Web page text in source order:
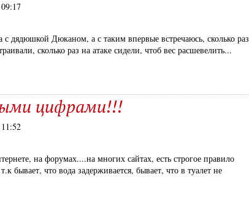
с дядюшкой Дюканом, а с таким впервые встречаюсь, сколько раз
сколько раз на атаке сидели, чтоб вес расшевелить...
цифрами!!!
на форумах....на многих сайтах, есть строгое правило
бывает, что вода задерживается, бывает, что в туалет не